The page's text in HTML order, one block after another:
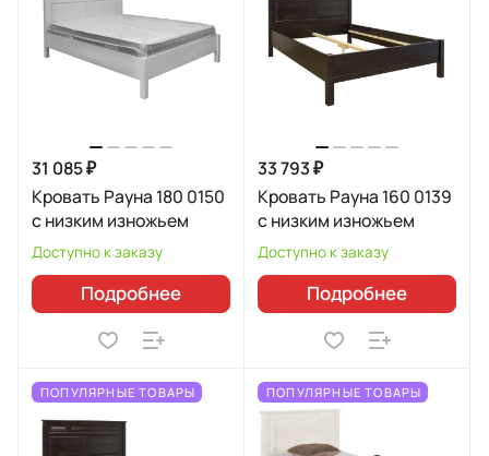
31 085 ₽
Кровать Рауна 180 0150
с низким изножьем
Доступно к заказу
Подробнее
33 793 ₽
Кровать Рауна 160 0139
с низким изножьем
Доступно к заказу
Подробнее
ПОПУЛЯРНЫЕ ТОВАРЫ ПОПУЛЯРНЫЕ ТОВАРЫ